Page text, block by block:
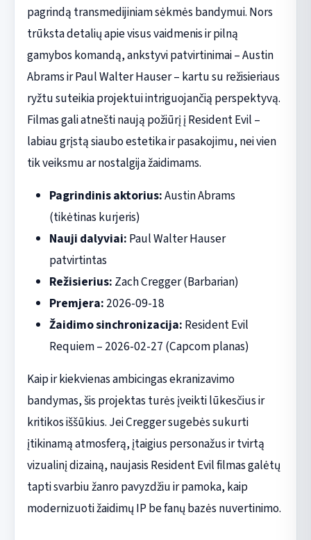
pagrindą transmedijiniam sėkmės bandymui. Nors
trūksta detalių apie visus vaidmenis ir pilną
gamybos komandą, ankstyvi patvirtinimai – Austin
Abrams ir Paul Walter Hauser – kartu su režisieriaus
ryžtu suteikia projektui intriguojančią perspektyvą.
Filmas gali atnešti naują požiūrį į Resident Evil –
labiau grįstą siaubo estetika ir pasakojimu, nei vien
tik veiksmu ar nostalgija žaidimams.
Pagrindinis aktorius:Austin Abrams
(tikėtinas kurjeris)
Nauji dalyviai: Paul Walter Hauser
patvirtintas
Režisierius: Zach Cregger (Barbarian)
Premjera: 2026-09-18
Žaidimo sinchronizacija: Resident Evil
Requiem – 2026-02-27 (Capcom planas)
Kaip ir kiekvienas ambicingas ekranizavimo
bandymas, šis projektas turės įveikti lūkesčius ir
kritikos iššūkius. Jei Cregger sugebės sukurti
įtikinamą atmosferą, įtaigius personažus ir tvirtą
vizualinį dizainą, naujasis Resident Evil filmas galėtų
tapti svarbiu žanro pavyzdžiu ir pamoka, kaip
modernizuoti žaidimų IP be fanų bazės nuvertinimo.